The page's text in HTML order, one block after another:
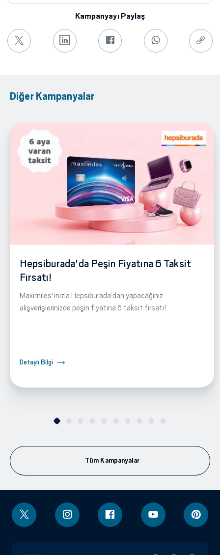
Kampanyayı Paylaş
Diğer Kampanyalar
Hepsiburada'da Peşin Fiyatına 6 Taksit
Fırsatı!
Maximiles'ınızla Hepsiburada‘dan yapacağınız
alışverişlerinizde peşin fiyatına 6 taksit fırsatı!
Detaylı Bilgi
Tüm Kampanyalar